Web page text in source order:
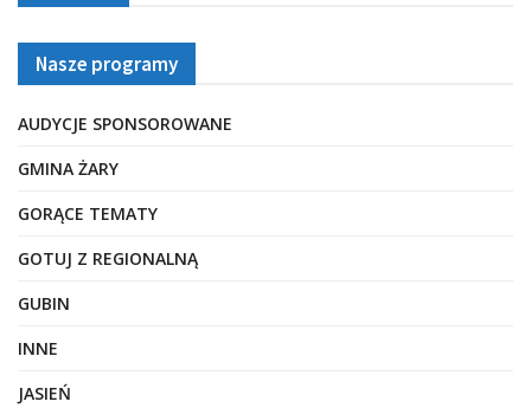
Nasze programy
AUDYCJE SPONSOROWANE
GMINA ŻARY
GORĄCE TEMATY
GOTUJ Z REGIONALNĄ
GUBIN
INNE
JASIEŃ